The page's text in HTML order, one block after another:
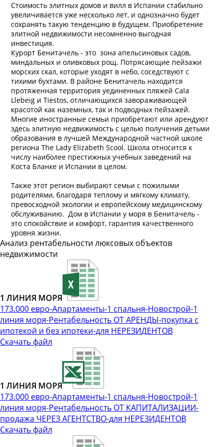
Стоимость элитных домов и вилл в Испании стабильно
увеличивается уже несколько лет, и однозначно будет
сохранять такую тенденцию в будущем. Приобретение
элитной недвижимости несомненно выгодная
инвестиция.
Курорт Бенитачель - это зона апельсиновых садов,
миндальных и оливковых рощ. Потрясающие пейзажи
морских скал, которые уходят в небо, соседствуют с
тихими бухтами. В районе Бенитачель находится
протяженная территория уединенных пляжей Cala
Llebeig и Tiestos, отличающихся завораживающей
красотой как наземных, так и подводных пейзажей.
Многие иностранные семьи приобретают или арендуют
здесь элитную недвижимость с целью получения детьми
образования в лучшей Международной частной школе
региона The Lady Elizabeth Scool. Школа относится к
числу наиболее престижных учебных заведений на
Коста Бланке и Испании в целом.
Также этот регион выбирают семьи с пожилыми
родителями, благодаря теплому и мягкому климату,
превосходной экологии и европейскому медицинскому
обслуживанию. Дом в Испании у моря в Бенитачель -
это спокойствие и комфорт, гарантия качественного
уровня жизни.
Анализ рентабельности люксовых объектов
недвижимости
1 ЛИНИЯ МОРЯ
173.000 евро-Апартаменты-1 спальня-Новострой-1
линия моря-Рентабельность ОТ АРЕНДЫ-покупка с
ипотекой и без ипотеки-для НЕРЕЗИДЕНТОВ
Скачать файл
1 ЛИНИЯ МОРЯ
173.000 евро-Апартаменты-1 спальня-Новострой-1
линия моря-Рентабельность ОТ КАПИТАЛИЗАЦИИ-
продажа ЧЕРЕЗ АГЕНТСТВО-для НЕРЕЗИДЕНТОВ
Скачать файл